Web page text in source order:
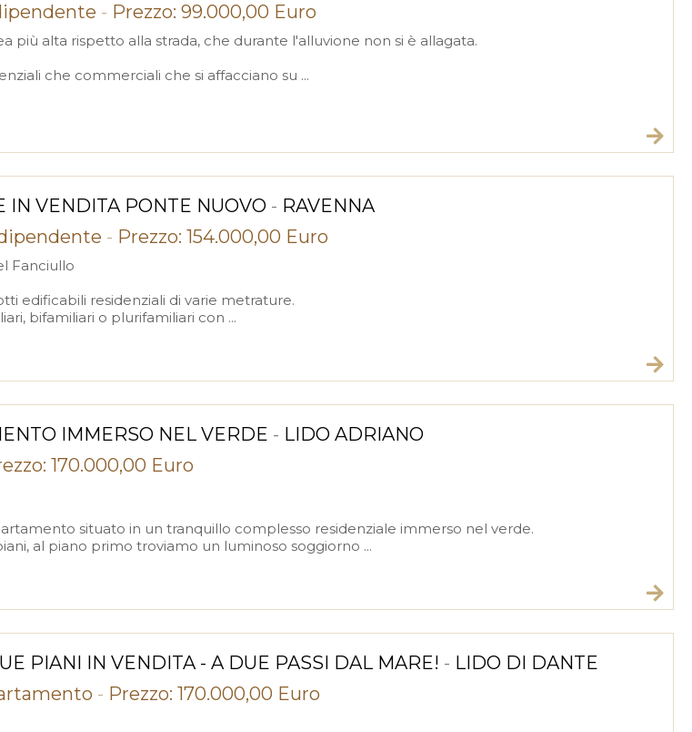
- Prezzo: 99.000,00 Euro
più alta rispetto alla strada, che durante l'alluvione non si è allagata.
che commerciali che si affacciano su ...
IN VENDITA PONTE NUOVO - RAVENNA
- Prezzo: 154.000,00 Euro
Fanciullo
edificabili residenziali di varie metrature.
bifamiliari o plurifamiliari con ...
IMMERSO NEL VERDE - LIDO ADRIANO
170.000,00 Euro
situato in un tranquillo complesso residenziale immerso nel verde.
al piano primo troviamo un luminoso soggiorno ...
PIANI IN VENDITA - A DUE PASSI DAL MARE! - LIDO DI DANTE
- Prezzo: 170.000,00 Euro